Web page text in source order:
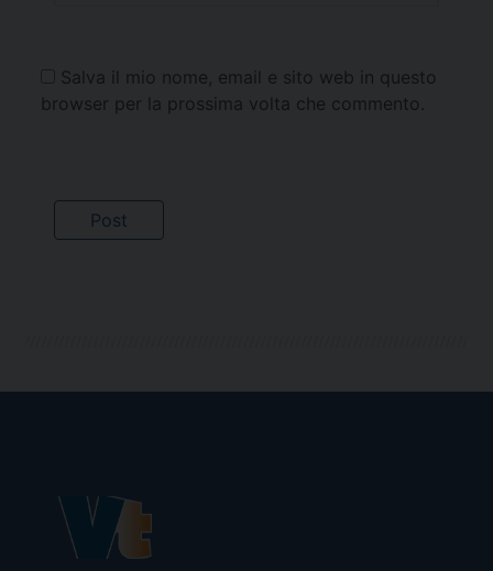
Salva il mio nome, email e sito web in questo
browser per la prossima volta che commento.